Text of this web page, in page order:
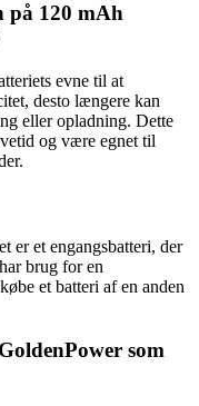
på 120 mAh
evne til at
desto længere kan
eller opladning. Dette
og være egnet til
er et engangsbatteri, der
brug for en
et batteri af en anden
som